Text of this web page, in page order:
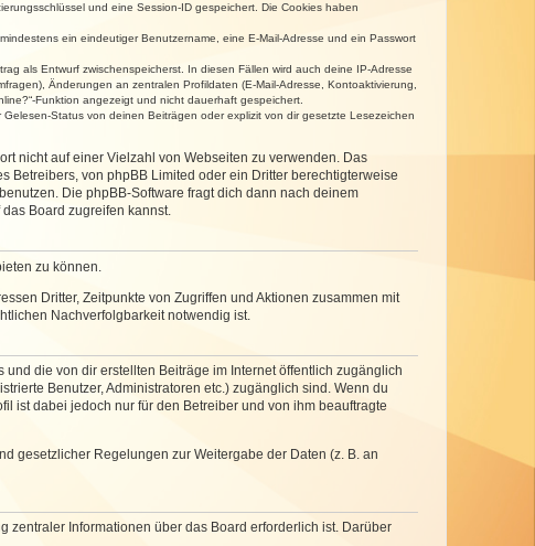
und eine Session-ID gespeichert. Die Cookies haben
ein eindeutiger Benutzername, eine E-Mail-Adresse und ein Passwort
als Entwurf zwischenspeicherst. In diesen Fällen wird auch deine IP-Adresse
Änderungen an zentralen Profildaten (E-Mail-Adresse, Kontoaktivierung,
Funktion angezeigt und nicht dauerhaft gespeichert.
Status von deinen Beiträgen oder explizit von dir gesetzte Lesezeichen
nicht auf einer Vielzahl von Webseiten zu verwenden. Das
Betreibers, von phpBB Limited oder ein Dritter berechtigterweise
Die phpBB-Software fragt dich dann nach deinem
Board zugreifen kannst.
zu können.
Dritter, Zeitpunkte von Zugriffen und Aktionen zusammen mit
Nachverfolgbarkeit notwendig ist.
die von dir erstellten Beiträge im Internet öffentlich zugänglich
Benutzer, Administratoren etc.) zugänglich sind. Wenn du
ist dabei jedoch nur für den Betreiber und von ihm beauftragte
gesetzlicher Regelungen zur Weitergabe der Daten (z. B. an
zentraler Informationen über das Board erforderlich ist. Darüber